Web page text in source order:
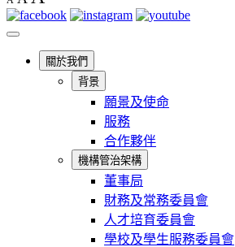
關於我們
背景
願景及使命
服務
合作夥伴
機構管治架構
董事局
財務及常務委員會
人才培育委員會
學校及學生服務委員會